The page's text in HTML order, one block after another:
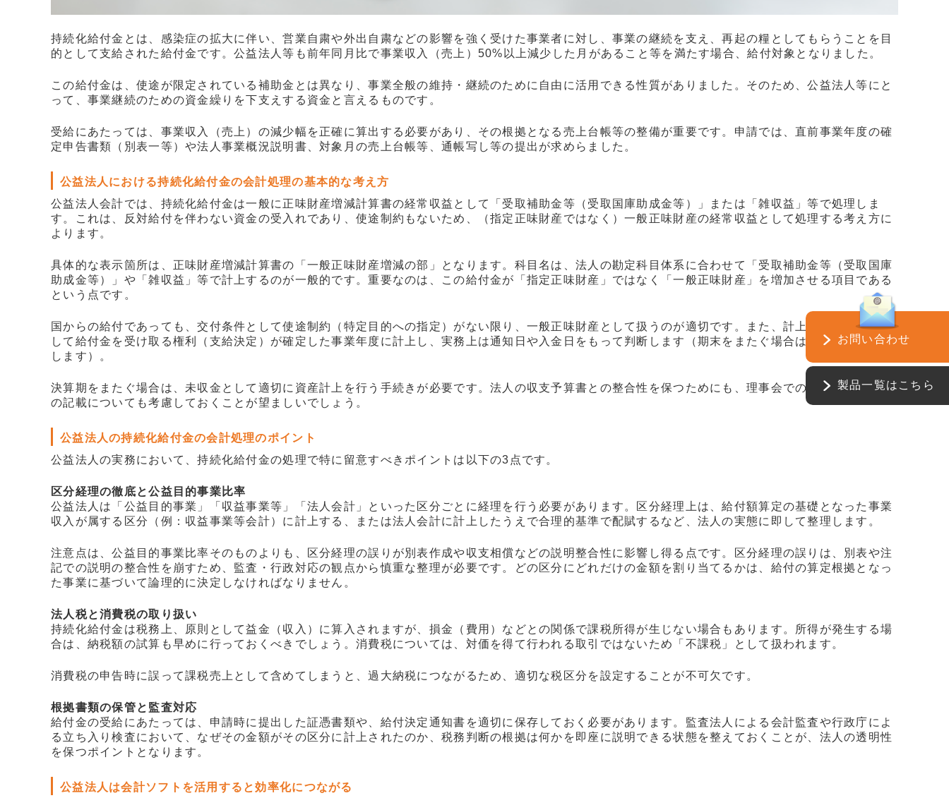
持続化給付金とは、感染症の拡大に伴い、営業自粛や外出自粛などの影響を強く受けた事業者に対し、事業の継続を支え、再起の糧としてもらうことを目
的として支給された給付金です。公益法人等も前年同月比で事業収入（売上）50%以上減少した月があること等を満たす場合、給付対象となりました。
この給付金は、使途が限定されている補助金とは異なり、事業全般の維持・継続のために自由に活用できる性質がありました。そのため、公益法人等にと
って、事業継続のための資金繰りを下支えする資金と言えるものです。
受給にあたっては、事業収入（売上）の減少幅を正確に算出する必要があり、その根拠となる売上台帳等の整備が重要です。申請では、直前事業年度の確
定申告書類（別表一等）や法人事業概況説明書、対象月の売上台帳等、通帳写し等の提出が求めらました。
公益法人における持続化給付金の会計処理の基本的な考え方
公益法人会計では、持続化給付金は一般に正味財産増減計算書の経常収益として「受取補助金等（受取国庫助成金等）」または「雑収益」等で処理しま
す。これは、反対給付を伴わない資金の受入れであり、使途制約もないため、（指定正味財産ではなく）一般正味財産の経常収益として処理する考え方に
よります。
具体的な表示箇所は、正味財産増減計算書の「一般正味財産増減の部」となります。科目名は、法人の勘定科目体系に合わせて「受取補助金等（受取国庫
助成金等）」や「雑収益」等で計上するのが一般的です。重要なのは、この給付金が「指定正味財産」ではなく「一般正味財産」を増加させる項目である
という点です。
国からの給付であっても、交付条件として使途制約（特定目的への指定）がない限り、一般正味財産として扱うのが適切です。また、計上時期は、原則と
して給付金を受け取る権利（支給決定）が確定した事業年度に計上し、実務上は通知日や入金日をもって判断します（期末をまたぐ場合は未収計上を検討
します）。
決算期をまたぐ場合は、未収金として適切に資産計上を行う手続きが必要です。法人の収支予算書との整合性を保つためにも、理事会での報告や議事録へ
の記載についても考慮しておくことが望ましいでしょう。
公益法人の持続化給付金の会計処理のポイント
公益法人の実務において、持続化給付金の処理で特に留意すべきポイントは以下の3点です。
区分経理の徹底と公益目的事業比率
公益法人は「公益目的事業」「収益事業等」「法人会計」といった区分ごとに経理を行う必要があります。区分経理上は、給付額算定の基礎となった事業
収入が属する区分（例：収益事業等会計）に計上する、または法人会計に計上したうえで合理的基準で配賦するなど、法人の実態に即して整理します。
注意点は、公益目的事業比率そのものよりも、区分経理の誤りが別表作成や収支相償などの説明整合性に影響し得る点です。区分経理の誤りは、別表や注
記での説明の整合性を崩すため、監査・行政対応の観点から慎重な整理が必要です。どの区分にどれだけの金額を割り当てるかは、給付の算定根拠となっ
た事業に基づいて論理的に決定しなければなりません。
法人税と消費税の取り扱い
持続化給付金は税務上、原則として益金（収入）に算入されますが、損金（費用）などとの関係で課税所得が生じない場合もあります。所得が発生する場
合は、納税額の試算も早めに行っておくべきでしょう。消費税については、対価を得て行われる取引ではないため「不課税」として扱われます。
消費税の申告時に誤って課税売上として含めてしまうと、過大納税につながるため、適切な税区分を設定することが不可欠です。
根拠書類の保管と監査対応
給付金の受給にあたっては、申請時に提出した証憑書類や、給付決定通知書を適切に保存しておく必要があります。監査法人による会計監査や行政庁によ
る立ち入り検査において、なぜその金額がその区分に計上されたのか、税務判断の根拠は何かを即座に説明できる状態を整えておくことが、法人の透明性
を保つポイントとなります。
公益法人は会計ソフトを活用すると効率化につながる
お問い合わせ
製品一覧はこちら